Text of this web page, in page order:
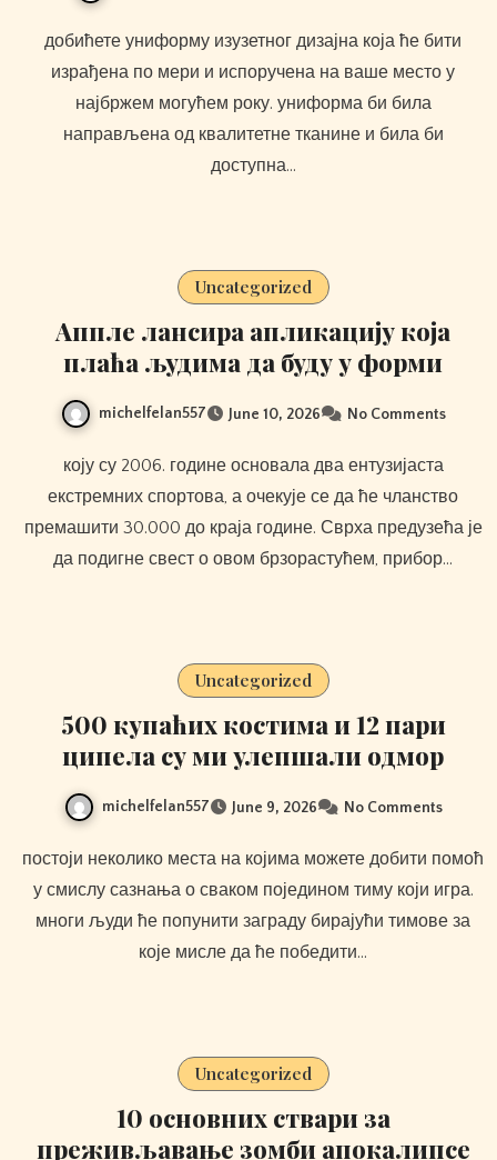
добићете униформу изузетног дизајна која ће бити
израђена по мери и испоручена на ваше место у
најбржем могућем року. униформа би била
направљена од квалитетне тканине и била би
доступна…
Uncategorized
Аппле лансира апликацију која
плаћа људима да буду у форми
michelfelan557 June 10, 2026 No Comments
коју су 2006. године основала два ентузијаста
екстремних спортова, а очекује се да ће чланство
премашити 30.000 до краја године. Сврха предузећа је
да подигне свест о овом брзорастућем, прибор…
Uncategorized
500 купаћих костима и 12 пари
ципела су ми улепшали одмор
michelfelan557 June 9, 2026 No Comments
постоји неколико места на којима можете добити помоћ
у смислу сазнања о сваком поједином тиму који игра.
многи људи ће попунити заграду бирајући тимове за
које мисле да ће победити…
Uncategorized
10 основних ствари за
преживљавање зомби апокалипсе